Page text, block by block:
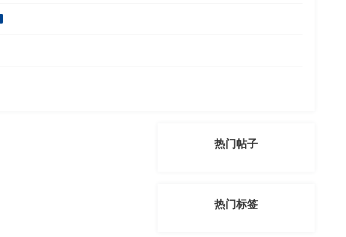
热门帖子
热门标签